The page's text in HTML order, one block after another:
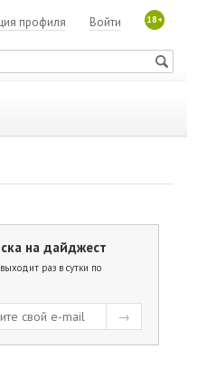
18+
Войти
профиля
на дайджест
раз в сутки по